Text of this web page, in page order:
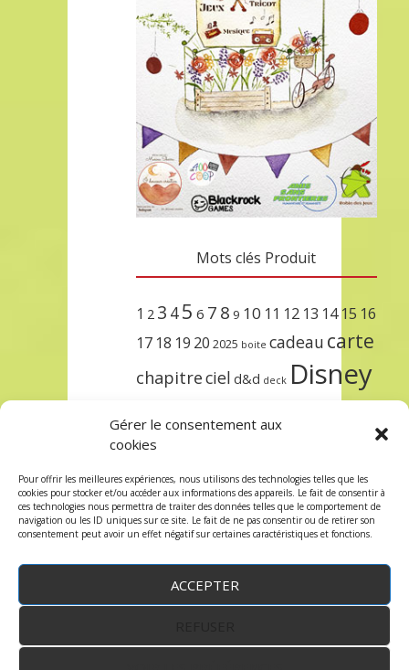
Gérer le consentement aux
cookies
Pour offrir les meilleures expériences, nous utilisons des technologies telles que les
cookies pour stocker et/ou accéder aux informations des appareils. Le fait de consentir à
ces technologies nous permettra de traiter des données telles que le comportement de
navigation ou les ID uniques sur ce site. Le fait de ne pas consentir ou de retirer son
consentement peut avoir un effet négatif sur certaines caractéristiques et fonctions.
ACCEPTER
Mots clés Produit
1 2 3 45 6 7 8 9 10 11 12 13 14 15 16
17 18 19 20 2025 boite cadeau carte
chapitreciel d&d deck Disney
lorcana
protègeprécommandesetsleeve
terre trois unlockursula étincelant
Copyright © 2023 robindesjeux.com -Mentions